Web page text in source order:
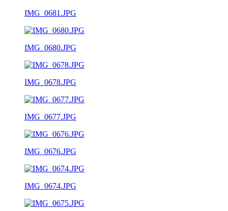
IMG_0681.JPG
IMG_0680.JPG
IMG_0678.JPG
IMG_0677.JPG
IMG_0676.JPG
IMG_0674.JPG